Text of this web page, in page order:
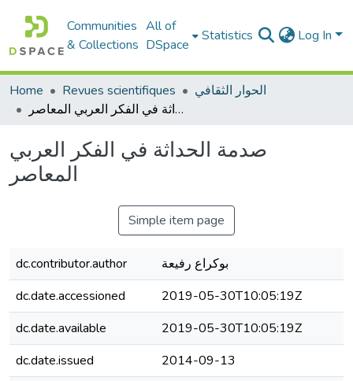
Communities
& Collections
All of
DSpace
Statistics Log In
Home Revues scientifiques
الحوار الثقافي
صدمة الحداثة في الفكر العربي المعاصر
صدمة الحداثة في الفكر العربي
المعاصر
Simple item page
dc.contributor.author
بوكراع رفيعة
dc.date.accessioned
2019-05-30T10:05:19Z
dc.date.available
2019-05-30T10:05:19Z
dc.date.issued
2014-09-13